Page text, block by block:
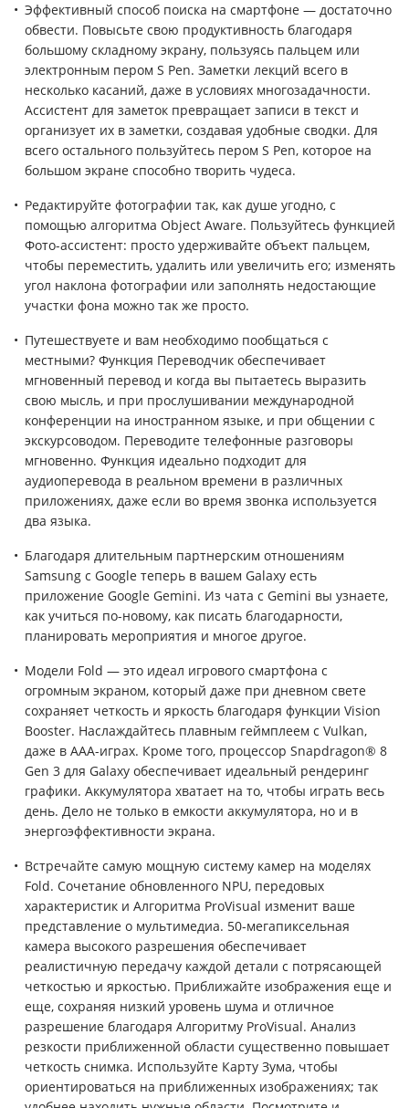
Эффективный способ поиска на смартфоне — достаточно
обвести. Повысьте свою продуктивность благодаря
большому складному экрану, пользуясь пальцем или
электронным пером S Pen. Заметки лекций всего в
несколько касаний, даже в условиях многозадачности.
Ассистент для заметок превращает записи в текст и
организует их в заметки, создавая удобные сводки. Для
всего остального пользуйтесь пером S Pen, которое на
большом экране способно творить чудеса.
Редактируйте фотографии так, как душе угодно, с
помощью алгоритма Object Aware. Пользуйтесь функцией
Фото-ассистент: просто удерживайте объект пальцем,
чтобы переместить, удалить или увеличить его; изменять
угол наклона фотографии или заполнять недостающие
участки фона можно так же просто.
Путешествуете и вам необходимо пообщаться с
местными? Функция Переводчик обеспечивает
мгновенный перевод и когда вы пытаетесь выразить
свою мысль, и при прослушивании международной
конференции на иностранном языке, и при общении с
экскурсоводом. Переводите телефонные разговоры
мгновенно. Функция идеально подходит для
аудиоперевода в реальном времени в различных
приложениях, даже если во время звонка используется
два языка.
Благодаря длительным партнерским отношениям
Samsung с Google теперь в вашем Galaxy есть
приложение Google Gemini. Из чата с Gemini вы узнаете,
как учиться по-новому, как писать благодарности,
планировать мероприятия и многое другое.
Модели Fold — это идеал игрового смартфона с
огромным экраном, который даже при дневном свете
сохраняет четкость и яркость благодаря функции Vision
Booster. Наслаждайтесь плавным геймплеем с Vulkan,
даже в ААА-играх. Кроме того, процессор Snapdragon® 8
Gen 3 для Galaxy обеспечивает идеальный рендеринг
графики. Аккумулятора хватает на то, чтобы играть весь
день. Дело не только в емкости аккумулятора, но и в
энергоэффективности экрана.
Встречайте самую мощную систему камер на моделях
Fold. Сочетание обновленного NPU, передовых
характеристик и Алгоритма ProVisual изменит ваше
представление о мультимедиа. 50-мегапиксельная
камера высокого разрешения обеспечивает
реалистичную передачу каждой детали с потрясающей
четкостью и яркостью. Приближайте изображения еще и
еще, сохраняя низкий уровень шума и отличное
разрешение благодаря Алгоритму ProVisual. Анализ
резкости приближенной области существенно повышает
четкость снимка. Используйте Карту Зума, чтобы
ориентироваться на приближенных изображениях; так